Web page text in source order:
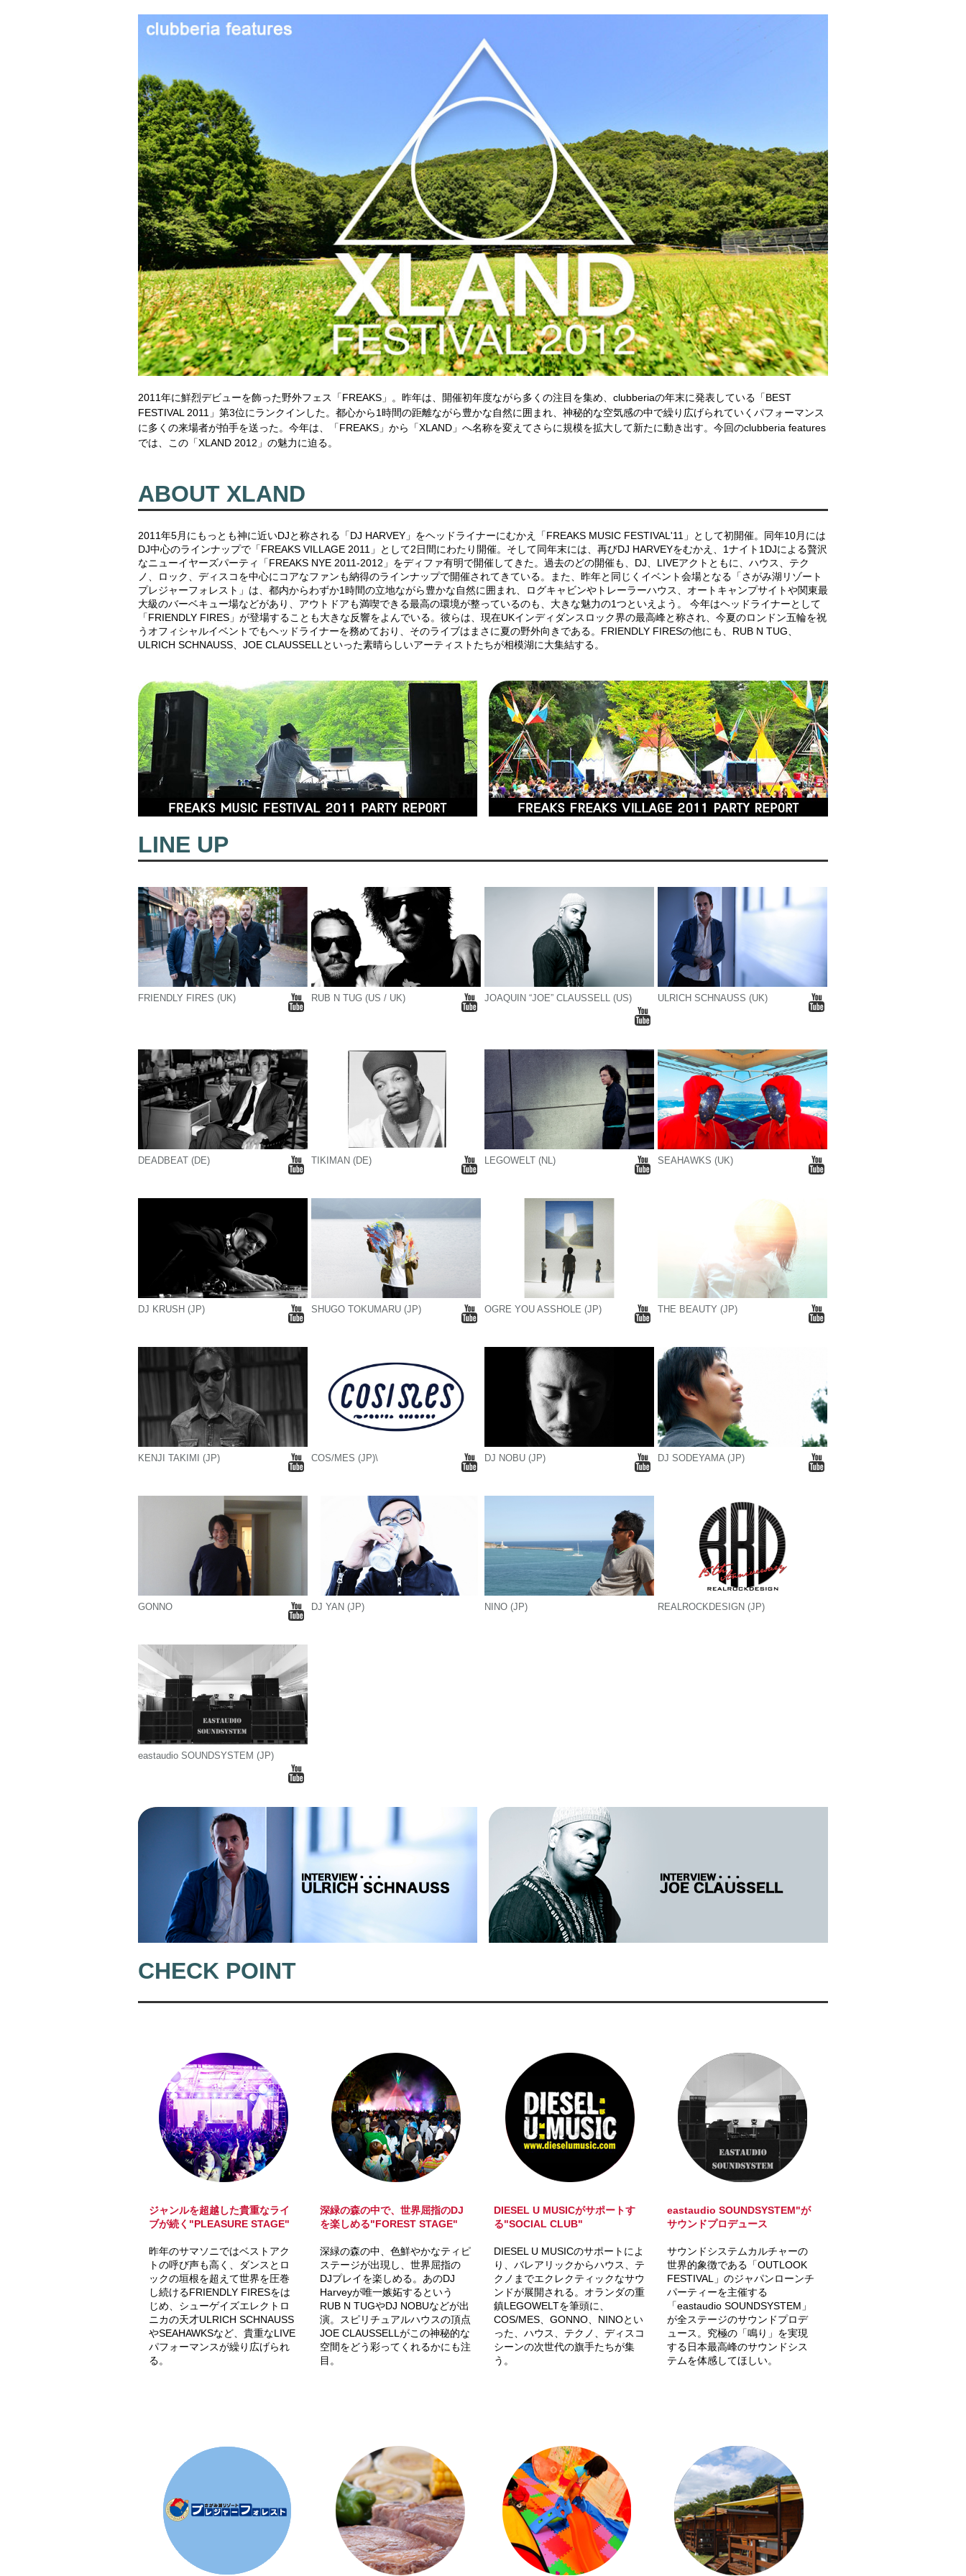
2011年に鮮烈デビューを飾った野外フェス「FREAKS」。昨年は、開催初年度ながら多くの注目を集め、clubberiaの年末に発表している「BEST
FESTIVAL 2011」第3位にランクインした。都心から1時間の距離ながら豊かな自然に囲まれ、神秘的な空気感の中で繰り広げられていくパフォーマンス
に多くの来場者が拍手を送った。今年は、「FREAKS」から「XLAND」へ名称を変えてさらに規模を拡大して新たに動き出す。今回のclubberia features
では、この「XLAND 2012」の魅力に迫る。
ABOUT XLAND
2011年5月にもっとも神に近いDJと称される「DJ HARVEY」をヘッドライナーにむかえ「FREAKS MUSIC FESTIVAL'11」として初開催。同年10月には
DJ中心のラインナップで「FREAKS VILLAGE 2011」として2日間にわたり開催。そして同年末には、再びDJ HARVEYをむかえ、1ナイト1DJによる贅沢
なニューイヤーズパーティ「FREAKS NYE 2011-2012」をディファ有明で開催してきた。過去のどの開催も、DJ、LIVEアクトともに、ハウス、テク
ノ、ロック、ディスコを中心にコアなファンも納得のラインナップで開催されてきている。また、昨年と同じくイベント会場となる「さがみ湖リゾート
プレジャーフォレスト」は、都内からわずか1時間の立地ながら豊かな自然に囲まれ、ログキャビンやトレーラーハウス、オートキャンプサイトや関東最
大級のバーベキュー場などがあり、アウトドアも満喫できる最高の環境が整っているのも、大きな魅力の1つといえよう。 今年はヘッドライナーとして
「FRIENDLY FIRES」が登場することも大きな反響をよんでいる。彼らは、現在UKインディダンスロック界の最高峰と称され、今夏のロンドン五輪を祝
うオフィシャルイベントでもヘッドライナーを務めており、そのライブはまさに夏の野外向きである。FRIENDLY FIRESの他にも、RUB N TUG、
ULRICH SCHNAUSS、JOE CLAUSSELLといった素晴らしいアーティストたちが相模湖に大集結する。
LINE UP
FRIENDLY FIRES (UK) RUB N TUG (US / UK) JOAQUIN “JOE” CLAUSSELL (US) ULRICH SCHNAUSS (UK)
DEADBEAT (DE) TIKIMAN (DE) LEGOWELT (NL) SEAHAWKS (UK)
DJ KRUSH (JP) SHUGO TOKUMARU (JP) OGRE YOU ASSHOLE (JP) THE BEAUTY (JP)
KENJI TAKIMI (JP) COS/MES (JP)\ DJ NOBU (JP) DJ SODEYAMA (JP)
GONNO DJ YAN (JP) NINO (JP) REALROCKDESIGN (JP)
eastaudio SOUNDSYSTEM (JP)
CHECK POINT
ジャンルを超越した貴重なライ
ブが続く"PLEASURE STAGE"
昨年のサマソニではベストアク
トの呼び声も高く、ダンスとロ
ックの垣根を超えて世界を圧巻
し続けるFRIENDLY FIRESをは
じめ、シューゲイズエレクトロ
ニカの天才ULRICH SCHNAUSS
やSEAHAWKSなど、貴重なLIVE
パフォーマンスが繰り広げられ
る。
深緑の森の中で、世界屈指のDJ
を楽しめる"FOREST STAGE"
深緑の森の中、色鮮やかなティピ
ステージが出現し、世界屈指の
DJプレイを楽しめる。あのDJ
Harveyが唯一嫉妬するという
RUB N TUGやDJ NOBUなどが出
演。スピリチュアルハウスの頂点
JOE CLAUSSELLがこの神秘的な
空間をどう彩ってくれるかにも注
目。
DIESEL U MUSICがサポートす
る"SOCIAL CLUB"
DIESEL U MUSICのサポートによ
り、バレアリックからハウス、テ
クノまでエクレクティックなサウ
ンドが展開される。オランダの重
鎮LEGOWELTを筆頭に、
COS/MES、GONNO、NINOとい
った、ハウス、テクノ、ディスコ
シーンの次世代の旗手たちが集
う。
eastaudio SOUNDSYSTEM"が
サウンドプロデュース
サウンドシステムカルチャーの
世界的象徴である「OUTLOOK
FESTIVAL」のジャパンローンチ
パーティーを主催する
「eastaudio SOUNDSYSTEM」
が全ステージのサウンドプロデ
ュース。究極の「鳴り」を実現
する日本最高峰のサウンドシス
テムを体感してほしい。